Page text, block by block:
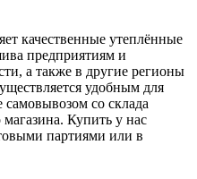
качественные утеплённые
предприятиям и
а также в другие регионы
удобным для
самовывозом со склада
Купить у нас
партиями или в